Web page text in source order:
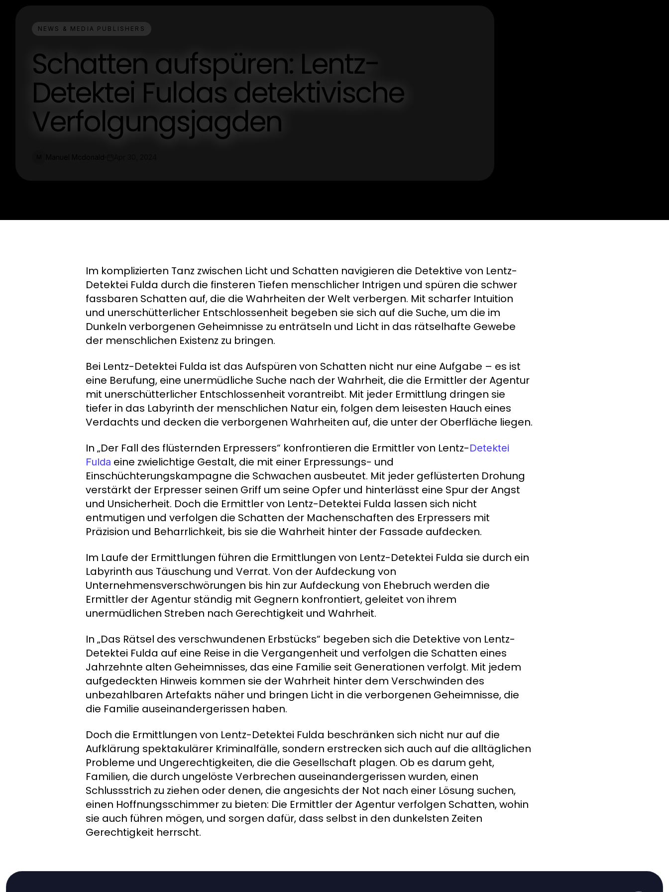
NEWS & MEDIA PUBLISHERS
Schatten aufspüren: Lentz-
Detektei Fuldas detektivische
Verfolgungsjagden
Im komplizierten Tanz zwischen Licht und Schatten navigieren die Detektive von Lentz-
Detektei Fulda durch die finsteren Tiefen menschlicher Intrigen und spüren die schwer
fassbaren Schatten auf, die die Wahrheiten der Welt verbergen. Mit scharfer Intuition
und unerschütterlicher Entschlossenheit begeben sie sich auf die Suche, um die im
Dunkeln verborgenen Geheimnisse zu enträtseln und Licht in das rätselhafte Gewebe
der menschlichen Existenz zu bringen.
Bei Lentz-Detektei Fulda ist das Aufspüren von Schatten nicht nur eine Aufgabe – es ist
eine Berufung, eine unermüdliche Suche nach der Wahrheit, die die Ermittler der Agentur
mit unerschütterlicher Entschlossenheit vorantreibt. Mit jeder Ermittlung dringen sie
tiefer in das Labyrinth der menschlichen Natur ein, folgen dem leisesten Hauch eines
Verdachts und decken die verborgenen Wahrheiten auf, die unter der Oberfläche liegen.
In „Der Fall des flüsternden Erpressers“ konfrontieren die Ermittler von Lentz-Detektei
Fulda eine zwielichtige Gestalt, die mit einer Erpressungs- und
Einschüchterungskampagne die Schwachen ausbeutet. Mit jeder geflüsterten Drohung
verstärkt der Erpresser seinen Griff um seine Opfer und hinterlässt eine Spur der Angst
und Unsicherheit. Doch die Ermittler von Lentz-Detektei Fulda lassen sich nicht
entmutigen und verfolgen die Schatten der Machenschaften des Erpressers mit
Präzision und Beharrlichkeit, bis sie die Wahrheit hinter der Fassade aufdecken.
Im Laufe der Ermittlungen führen die Ermittlungen von Lentz-Detektei Fulda sie durch ein
Labyrinth aus Täuschung und Verrat. Von der Aufdeckung von
Unternehmensverschwörungen bis hin zur Aufdeckung von Ehebruch werden die
Ermittler der Agentur ständig mit Gegnern konfrontiert, geleitet von ihrem
unermüdlichen Streben nach Gerechtigkeit und Wahrheit.
In „Das Rätsel des verschwundenen Erbstücks“ begeben sich die Detektive von Lentz-
Detektei Fulda auf eine Reise in die Vergangenheit und verfolgen die Schatten eines
Jahrzehnte alten Geheimnisses, das eine Familie seit Generationen verfolgt. Mit jedem
aufgedeckten Hinweis kommen sie der Wahrheit hinter dem Verschwinden des
unbezahlbaren Artefakts näher und bringen Licht in die verborgenen Geheimnisse, die
die Familie auseinandergerissen haben.
Doch die Ermittlungen von Lentz-Detektei Fulda beschränken sich nicht nur auf die
Aufklärung spektakulärer Kriminalfälle, sondern erstrecken sich auch auf die alltäglichen
Probleme und Ungerechtigkeiten, die die Gesellschaft plagen. Ob es darum geht,
Familien, die durch ungelöste Verbrechen auseinandergerissen wurden, einen
Schlussstrich zu ziehen oder denen, die angesichts der Not nach einer Lösung suchen,
einen Hoffnungsschimmer zu bieten: Die Ermittler der Agentur verfolgen Schatten, wohin
sie auch führen mögen, und sorgen dafür, dass selbst in den dunkelsten Zeiten
Gerechtigkeit herrscht.